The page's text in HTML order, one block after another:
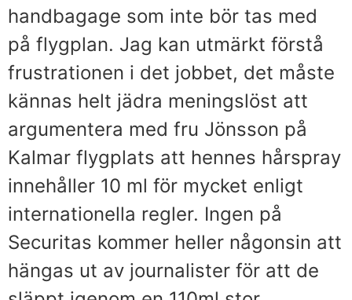
handbagage som inte bör tas med
på flygplan. Jag kan utmärkt förstå
frustrationen i det jobbet, det måste
kännas helt jädra meningslöst att
argumentera med fru Jönsson på
Kalmar flygplats att hennes hårspray
innehåller 10 ml för mycket enligt
internationella regler. Ingen på
Securitas kommer heller någonsin att
hängas ut av journalister för att de